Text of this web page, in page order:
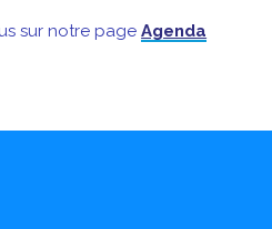
sur notre pageAgenda